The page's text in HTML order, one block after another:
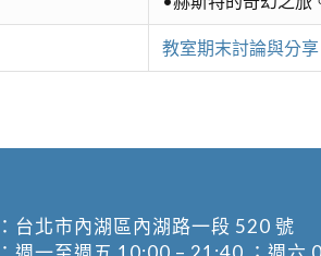
教室期末討論與分享
台北市內湖區內湖路一段 520 號